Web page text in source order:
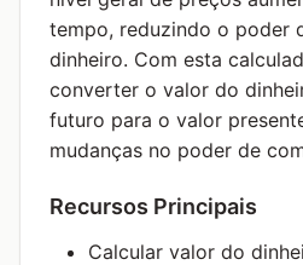
tempo, reduzindo o poder
dinheiro. Com esta
converter o valor do
futuro para o valor
mudanças no poder de
Recursos Principais
Calcular valor do